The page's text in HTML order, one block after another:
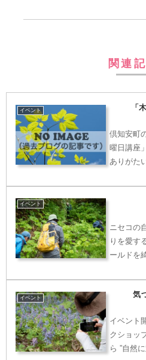
関連
イベント 「
倶知安町
曜日講座
ありがた
イベント
ニセコの
りを愛す
ールドを
イベント 気
イベント
クショッ
ら ”自然